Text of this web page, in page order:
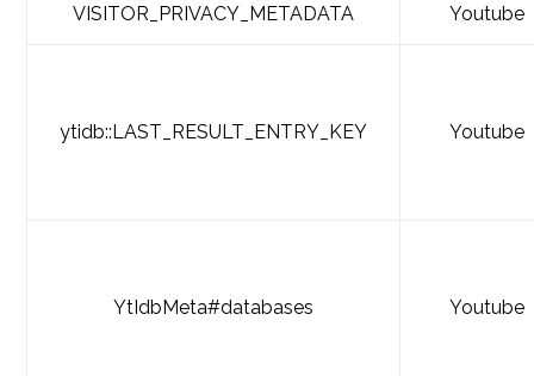
VISITOR_PRIVACY_METADATA Youtube
ytidb::LAST_RESULT_ENTRY_KEY Youtube
YtIdbMeta#databases Youtube